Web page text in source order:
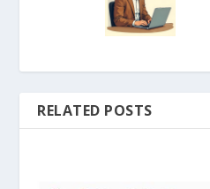
RELATED POSTS